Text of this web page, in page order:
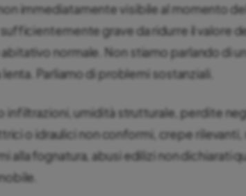
immediatamente visibile al momento
grave da ridurre il valore
normale. Non stiamo parlando di
Parliamo di problemi sostanziali.
infiltrazioni, umidità strutturale, perdite
o idraulici non conformi, crepe rilevanti,
fognatura, abusi edilizi non dichiarati